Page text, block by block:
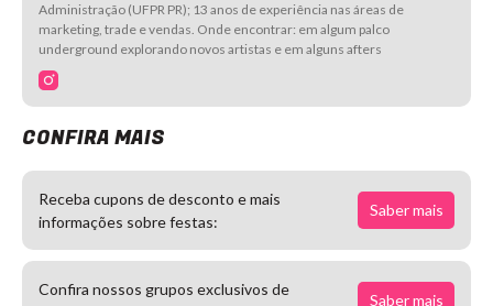
Administração (UFPR PR); 13 anos de experiência nas áreas de
marketing, trade e vendas. Onde encontrar: em algum palco
underground explorando novos artistas e em alguns afters
CONFIRA MAIS
Receba cupons de desconto e mais
informações sobre festas:
Saber mais
Confira nossos grupos exclusivos de
Saber mais